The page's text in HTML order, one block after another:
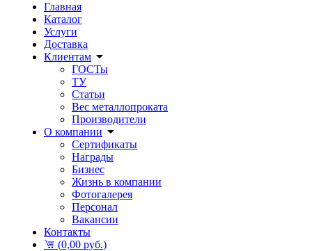
Главная
Каталог
Услуги
Доставка
Клиентам
ГОСТы
ТУ
Статьи
Вес металлопроката
Производители
О компании
Сертификаты
Награды
Бизнес
Жизнь в компании
Фотогалерея
Персонал
Вакансии
Контакты
(0,00 руб.)